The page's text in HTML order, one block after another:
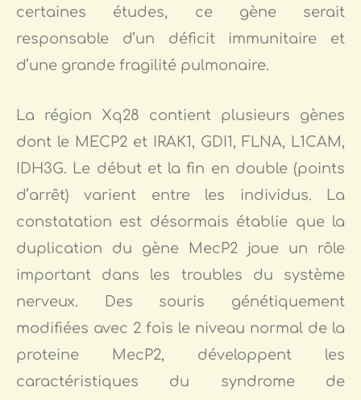
certaines études, ce gène serait
responsable d’un déficit immunitaire et
d’une grande fragilité pulmonaire.
La région Xq28 contient plusieurs gènes
dont le MECP2 et IRAK1, GDI1, FLNA, L1CAM,
IDH3G. Le début et la fin en double (points
d’arrêt) varient entre les individus. La
constatation est désormais établie que la
duplication du gène MecP2 joue un rôle
important dans les troubles du système
nerveux. Des souris génétiquement
modifiées avec 2 fois le niveau normal de la
proteine MecP2, développent les
caractéristiques du syndrome de